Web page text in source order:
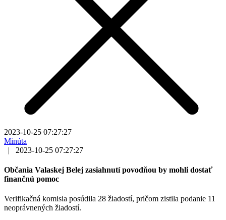
2023-10-25 07:27:27
Minúta
|
2023-10-25 07:27:27
Občania Valaskej Belej zasiahnutí povodňou by mohli dostať
finančnú pomoc
Verifikačná komisia posúdila 28 žiadostí, pričom zistila podanie 11
neoprávnených žiadostí.